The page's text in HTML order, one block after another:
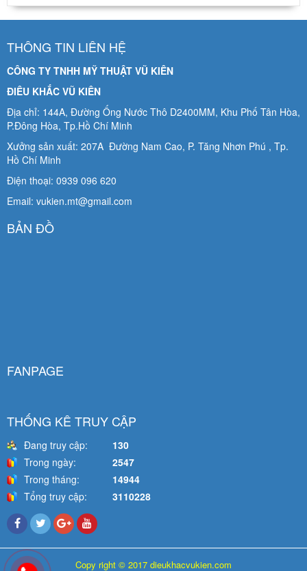
THÔNG TIN LIÊN HỆ
CÔNG TY TNHH MỸ THUẬT VŨ KIÊN
ĐIÊU KHẮC VŨ KIÊN
Địa chỉ: 144A, Đường Ống Nước Thô D2400MM, Khu Phố Tân Hòa,
P.Đông Hòa, Tp.Hồ Chí Minh
Xưởng sản xuất: 207A Đường Nam Cao, P. Tăng Nhơn Phú , Tp.
Hồ Chí Minh
Điện thoại: 0939 096 620
Email: vukien.mt@gmail.com
BẢN ĐỒ
FANPAGE
THỐNG KÊ TRUY CẬP
Đang truy cập:
130
Trong ngày:
2547
Trong tháng:
14944
Tổng truy cập:
3110228
Copy right © 2017 dieukhacvukien.com